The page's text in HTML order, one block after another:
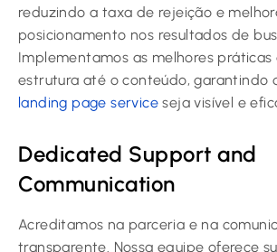
reduzindo a taxa de rejeição e
posicionamento nos resultados de
Implementamos as melhores práticas
estrutura até o conteúdo, garantindo
landing page service seja visível e
Dedicated Support and
Communication
Acreditamos na parceria e na
transparente. Nossa equipe oferece